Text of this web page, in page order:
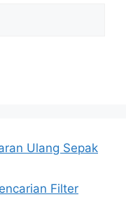
Ulang Sepak
Filter